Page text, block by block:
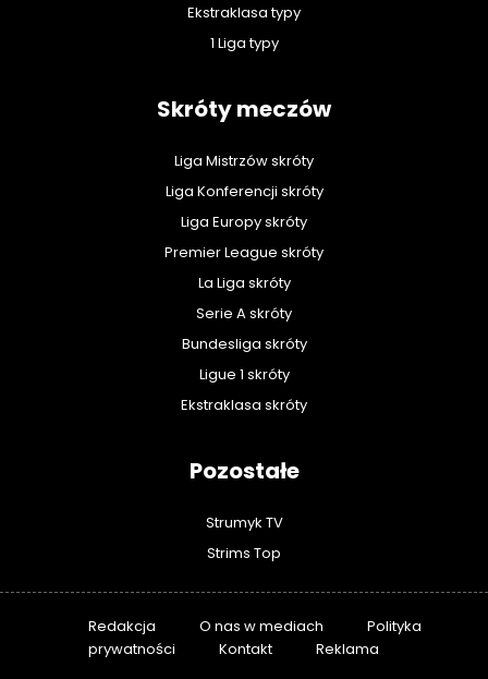
Ekstraklasa typy
1 Liga typy
Skróty meczów
Liga Mistrzów skróty
Liga Konferencji skróty
Liga Europy skróty
Premier League skróty
La Liga skróty
Serie A skróty
Bundesliga skróty
Ligue 1 skróty
Ekstraklasa skróty
Pozostałe
Strumyk TV
Strims Top
Redakcja O nas w mediach
Polityka
prywatności
Kontakt Reklama